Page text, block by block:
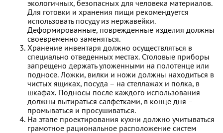
экологичных, безопасных для человека материалов.
Для готовки и хранения пищи рекомендуется
использовать посуду из нержавейки.
Деформированные, поврежденные изделия должны
своевременно заменяться.
Хранение инвентаря должно осуществляться в
специально отведенных местах. Столовые приборы
запрещено держать уложенными на полотенце или
подносе. Ложки, вилки и ножи должны находиться в
чистых ящиках, посуда – на стеллажах и полка, в
шкафах. Подносы после каждого использования
должны вытираться салфетками, в конце дня –
промываться и просушиваться.
На этапе проектирования кухни должно учитываться
грамотное рациональное расположение систем